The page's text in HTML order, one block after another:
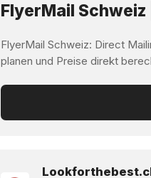
FlyerMail
FlyerMail Schweiz: Direct
planen und Preise direkt